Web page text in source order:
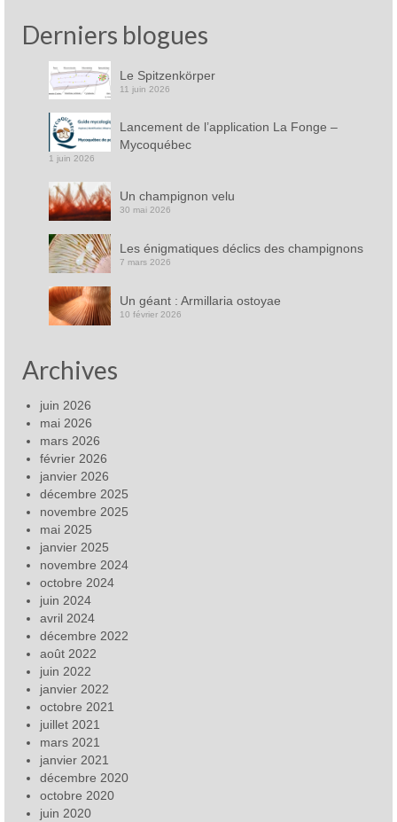
Derniers blogues
Le Spitzenkörper
11 juin 2026
Lancement de l’application La Fonge –
Mycoquébec
1 juin 2026
Un champignon velu
30 mai 2026
Les énigmatiques déclics des champignons
7 mars 2026
Un géant : Armillaria ostoyae
10 février 2026
Archives
juin 2026
mai 2026
mars 2026
février 2026
janvier 2026
décembre 2025
novembre 2025
mai 2025
janvier 2025
novembre 2024
octobre 2024
juin 2024
avril 2024
décembre 2022
août 2022
juin 2022
janvier 2022
octobre 2021
juillet 2021
mars 2021
janvier 2021
décembre 2020
octobre 2020
juin 2020